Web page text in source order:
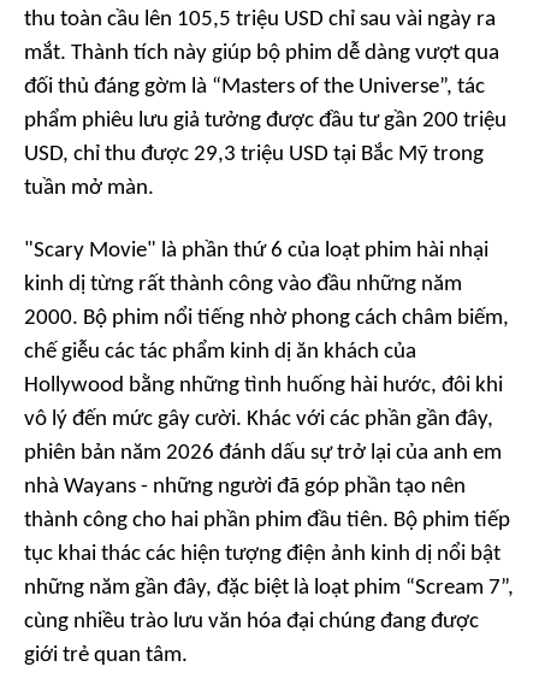
thu toàn cầu lên 105,5 triệu USD chỉ sau vài ngày ra
mắt. Thành tích này giúp bộ phim dễ dàng vượt qua
đối thủ đáng gờm là “Masters of the Universe”, tác
phẩm phiêu lưu giả tưởng được đầu tư gần 200 triệu
USD, chỉ thu được 29,3 triệu USD tại Bắc Mỹ trong
tuần mở màn.
"Scary Movie" là phần thứ 6 của loạt phim hài nhại
kinh dị từng rất thành công vào đầu những năm
2000. Bộ phim nổi tiếng nhờ phong cách châm biếm,
chế giễu các tác phẩm kinh dị ăn khách của
Hollywood bằng những tình huống hài hước, đôi khi
vô lý đến mức gây cười. Khác với các phần gần đây,
phiên bản năm 2026 đánh dấu sự trở lại của anh em
nhà Wayans - những người đã góp phần tạo nên
thành công cho hai phần phim đầu tiên. Bộ phim tiếp
tục khai thác các hiện tượng điện ảnh kinh dị nổi bật
những năm gần đây, đặc biệt là loạt phim “Scream 7”,
cùng nhiều trào lưu văn hóa đại chúng đang được
giới trẻ quan tâm.